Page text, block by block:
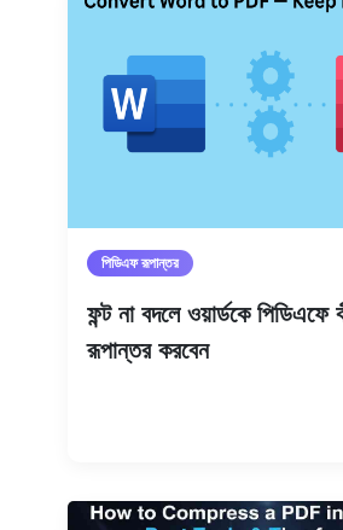
পিডিএফ রূপান্তর
ফন্ট না বদলে ওয়ার্ডকে পিডিএফে
রূপান্তর করবেন